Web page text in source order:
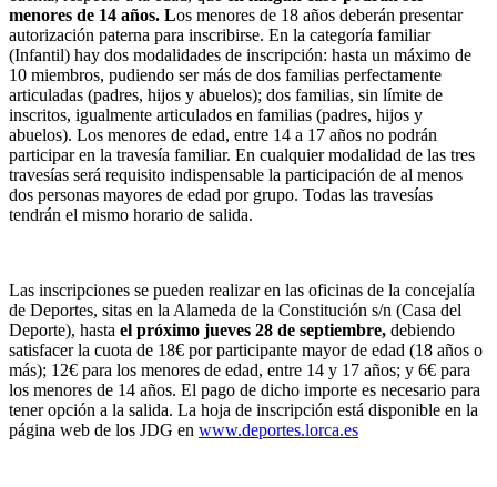
menores de 14 años. Los menores de 18 años deberán presentar
autorización paterna para inscribirse. En la categoría familiar
(Infantil) hay dos modalidades de inscripción: hasta un máximo de
10 miembros, pudiendo ser más de dos familias perfectamente
articuladas (padres, hijos y abuelos); dos familias, sin límite de
inscritos, igualmente articulados en familias (padres, hijos y
abuelos). Los menores de edad, entre 14 a 17 años no podrán
participar en la travesía familiar. En cualquier modalidad de las tres
travesías será requisito indispensable la participación de al menos
dos personas mayores de edad por grupo. Todas las travesías
tendrán el mismo horario de salida.
Las inscripciones se pueden realizar en las oficinas de la concejalía
de Deportes, sitas en la Alameda de la Constitución s/n (Casa del
Deporte), hasta el próximo jueves 28 de septiembre, debiendo
satisfacer la cuota de 18€ por participante mayor de edad (18 años o
más); 12€ para los menores de edad, entre 14 y 17 años; y 6€ para
los menores de 14 años. El pago de dicho importe es necesario para
tener opción a la salida. La hoja de inscripción está disponible en la
página web de los JDG en www.deportes.lorca.es